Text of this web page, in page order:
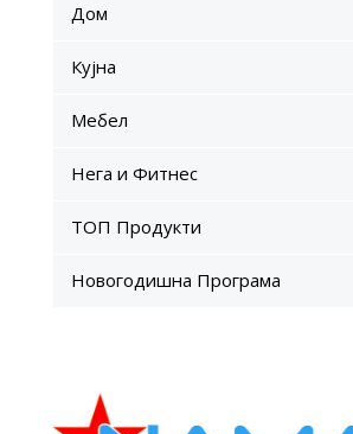
Дом
Кујна
Мебел
Нега и Фитнес
ТОП Продукти
Новогодишна Програма